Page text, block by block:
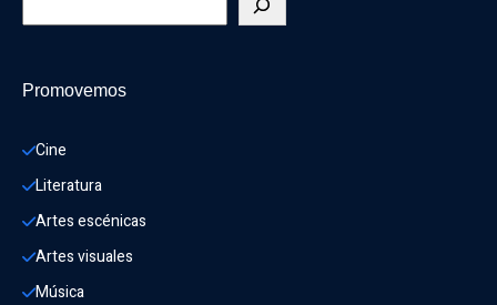
Promovemos
Cine
Literatura
Artes escénicas
Artes visuales
Música